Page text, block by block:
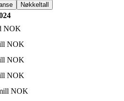
Nøkkeltall
NOK
NOK
NOK
NOK
NOK